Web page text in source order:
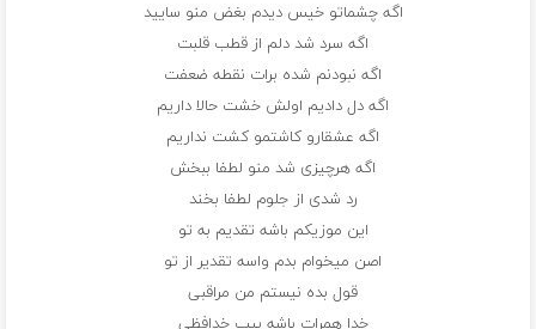
اگه چشماتو خیس دیدم بغض منو سایید
اگه سرد شد دلم از قطب قلبت
اگه نبودنم شده برات نقطه ضعفت
اگه دل دادیم اولش خشت حالا داریم
اگه عشقارو کاشتمو کشت نداریم
اگه هرچیزی شد منو لطفا ببخش
رد شدی از جلوم لطفا بخند
این موزیکم باشه تقدیم به تو
اصن میخوام بدم واسه تقدیر از تو
قول بده نیستم من مراقبی
خدا همرات باشه بیب خدافظی